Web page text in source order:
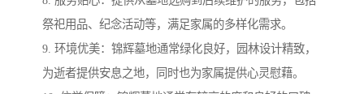
祭祀用品、纪念活动等，满足家属的多样化需求。
9. 环境优美：锦辉墓地通常绿化良好，园林设计精致，
为逝者提供安息之地，同时也为家属提供心灵慰藉。